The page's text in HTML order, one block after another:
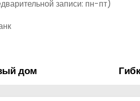
записи: пн-пт)
дом